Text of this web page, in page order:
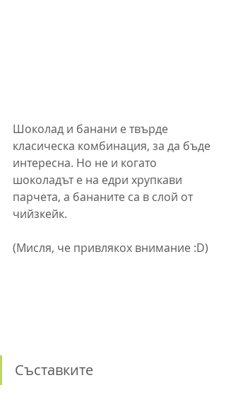
Шоколад и банани е твърде
класическа комбинация, за да бъде
интересна. Но не и когато
шоколадът е на едри хрупкави
парчета, а бананите са в слой от
чийзкейк.
(Мисля, че привлякох внимание :D)
Съставките